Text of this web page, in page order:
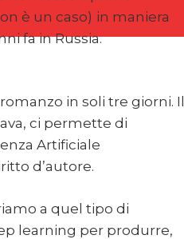
è un caso) in maniera
fa in Russia.
in soli tre giorni. Il
ci permette di
Artificiale
d’autore.
a quel tipo di
learning per produrre,